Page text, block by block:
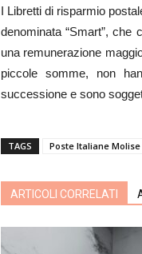
I Libretti di risparmio
denominata “Smart”, che
una remunerazione
piccole somme, non
successione e sono
TAGS Poste Italiane Molise
ARTICOLI CORRELATI